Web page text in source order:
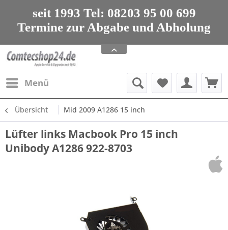
seit 1993 Tel: 08203 95 00 699
Termine zur Abgabe und Abholung
nur nach Vereinbarung
Apple Service, Upgrades und Zubehör
seit 1993 Tel: 08203 95 00 699
Menü
Übersicht Mid 2009 A1286 15 inch
Lüfter links Macbook Pro 15 inch
Unibody A1286 922-8703